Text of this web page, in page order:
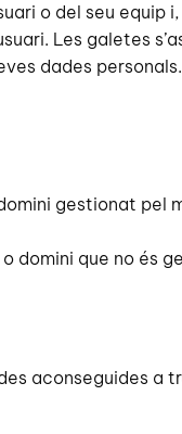
o del seu equip
Les galetes
dades personals.
domini gestionat
o domini que no és
aconseguides a